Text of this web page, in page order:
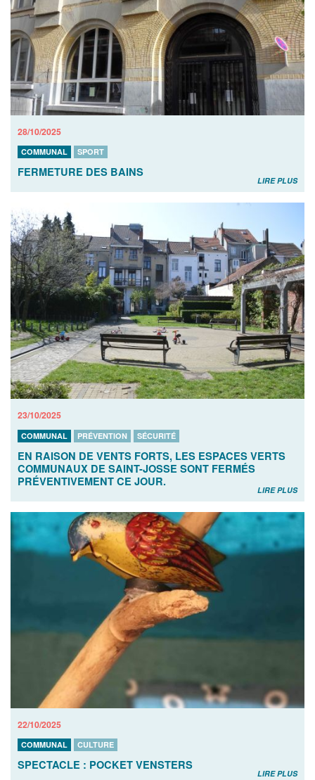
28/10/2025
COMMUNAL SPORT
FERMETURE DES BAINS
LIRE PLUS
23/10/2025
COMMUNAL PRÉVENTION SÉCURITÉ
EN RAISON DE VENTS FORTS, LES ESPACES VERTS
COMMUNAUX DE SAINT-JOSSE SONT FERMÉS
PRÉVENTIVEMENT CE JOUR.
LIRE PLUS
22/10/2025
COMMUNAL CULTURE
SPECTACLE : POCKET VENSTERS
LIRE PLUS